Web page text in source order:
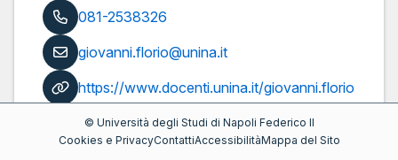
081-2538326
giovanni.florio@unina.it
https://www.docenti.unina.it/giovanni.florio
Pubblicazioni
© Università degli Studi di Napoli Federico II
Cookies e PrivacyContattiAccessibilitàMappa del Sito